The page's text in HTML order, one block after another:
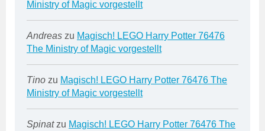
Ministry of Magic vorgestellt
Andreas zu Magisch! LEGO Harry Potter 76476
The Ministry of Magic vorgestellt
Tino zu Magisch! LEGO Harry Potter 76476 The
Ministry of Magic vorgestellt
Spinatzu Magisch! LEGO Harry Potter 76476 The